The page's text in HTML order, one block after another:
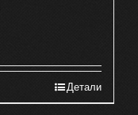
Детали